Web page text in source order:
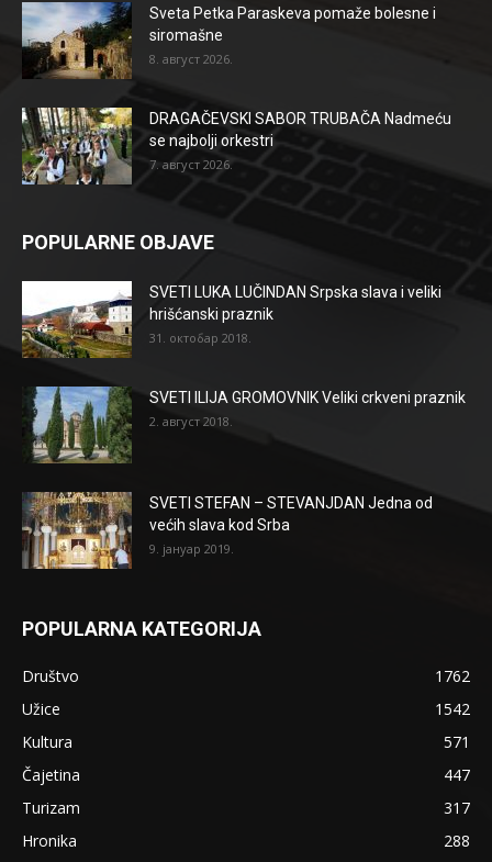
Sveta Petka Paraskeva pomaže bolesne i
siromašne
8. август 2026.
DRAGAČEVSKI SABOR TRUBAČA Nadmeću
se najbolji orkestri
7. август 2026.
POPULARNE OBJAVE
SVETI LUKA LUČINDAN Srpska slava i veliki
hrišćanski praznik
31. октобар 2018.
SVETI ILIJA GROMOVNIK Veliki crkveni praznik
2. август 2018.
SVETI STEFAN – STEVANJDAN Jedna od
većih slava kod Srba
9. јануар 2019.
POPULARNA KATEGORIJA
Društvo
1762
Užice
1542
Kultura
571
Čajetina
447
Turizam
317
Hronika
288